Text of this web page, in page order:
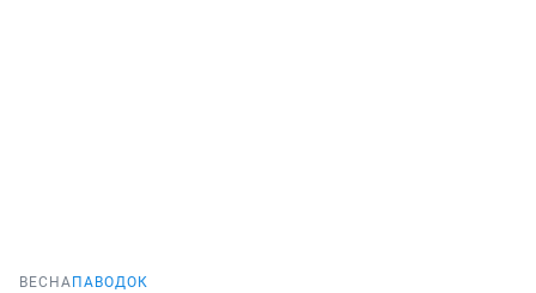
ВЕСНА ПАВОДОК